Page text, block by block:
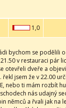
1,0
bychom se podělili
v restauraci pár
otevřeli dveře a
řekl jsem že v 22.00
nebo ti mám rozbít
nás udajný
němců a řvali jak na